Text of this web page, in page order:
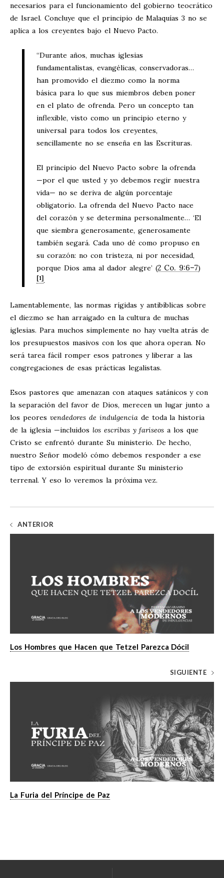
necesarios para el funcionamiento del gobierno teocrático
de Israel. Concluye que el principio de Malaquías 3 no se
aplica a los creyentes bajo el Nuevo Pacto.
“Durante años, muchas iglesias
fundamentalistas, evangélicas, conservadoras…
han promovido el diezmo como la norma
básica para lo que sus miembros deben poner
en el plato de ofrenda. Pero un concepto tan
inflexible, visto como un principio eterno y
universal para todos los creyentes,
sencillamente no se enseña en las Escrituras.
El principio del Nuevo Pacto sobre la ofrenda
—por el que usted y yo debemos regir nuestra
vida— no se deriva de algún porcentaje
obligatorio. La ofrenda del Nuevo Pacto nace
del corazón y se determina personalmente… ‘El
que siembra generosamente, generosamente
también segará. Cada uno dé como propuso en
su corazón: no con tristeza, ni por necesidad,
porque Dios ama al dador alegre’ (2 Co. 9:6–7)
[1].
Lamentablemente, las normas rígidas y antibíblicas sobre
el diezmo se han arraigado en la cultura de muchas
iglesias. Para muchos simplemente no hay vuelta atrás de
los presupuestos masivos con los que ahora operan. No
será tarea fácil romper esos patrones y liberar a las
congregaciones de esas prácticas legalistas.
Esos pastores que amenazan con ataques satánicos y con
la separación del favor de Dios, merecen un lugar junto a
los peores vendedores de indulgenciade toda la historia
de la iglesia —incluidos los escribas y fariseos a los que
Cristo se enfrentó durante Su ministerio. De hecho,
nuestro Señor modeló cómo debemos responder a ese
tipo de extorsión espiritual durante Su ministerio
terrenal. Y eso lo veremos la próxima vez.
ANTERIOR
Los Hombres que Hacen que Tetzel Parezca Dócil
SIGUIENTE
La Furia del Príncipe de Paz